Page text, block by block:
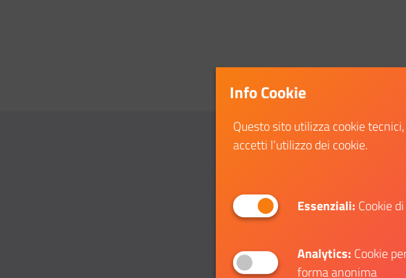
Info Cookie
Questo sito utilizza cookie
accetti l’utilizzo dei cookie.
Essenziali: Cookie
Analytics: Cookie
forma anonima